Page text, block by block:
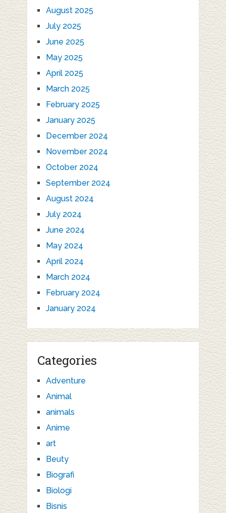
August 2025
July 2025
June 2025
May 2025
April 2025
March 2025
February 2025
January 2025
December 2024
November 2024
October 2024
September 2024
August 2024
July 2024
June 2024
May 2024
April 2024
March 2024
February 2024
January 2024
Categories
Adventure
Animal
animals
Anime
art
Beuty
Biografi
Biologi
Bisnis